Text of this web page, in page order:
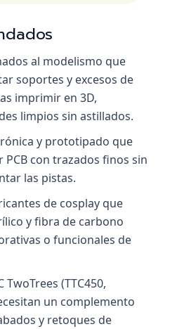
al modelismo que
soportes y excesos de
imprimir en 3D,
limpios sin astillados.
y prototipado que
con trazados finos sin
las pistas.
de cosplay que
y fibra de carbono
o funcionales de
TwoTrees (TTC450,
un complemento
y retoques de